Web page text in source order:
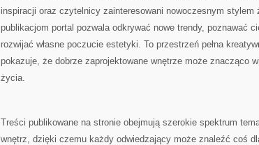
inspiracji oraz czytelnicy zainteresowani nowoczesnym stylem
publikacjom portal pozwala odkrywać nowe trendy, poznawać
rozwijać własne poczucie estetyki. To przestrzeń pełna
pokazuje, że dobrze zaprojektowane wnętrze może znacząco
życia.
Treści publikowane na stronie obejmują szerokie spektrum
wnętrz, dzięki czemu każdy odwiedzający może znaleźć coś